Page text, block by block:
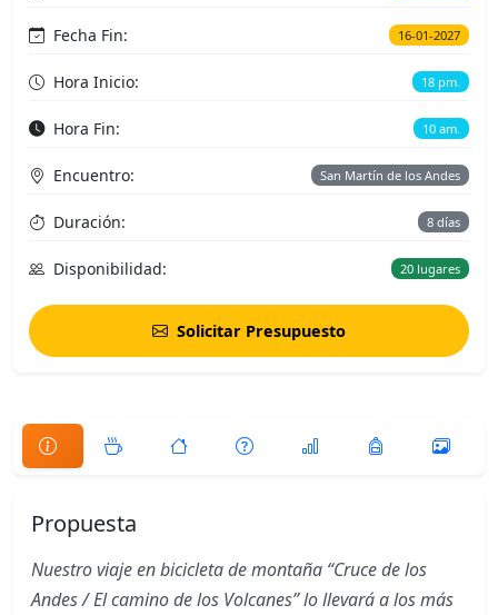
Fecha Fin: 16-01-2027
Hora Inicio: 18 pm.
Hora Fin: 10 am.
Encuentro: San Martín de los Andes
Duración: 8 días
Disponibilidad: 20 lugares
Solicitar Presupuesto
Propuesta
Nuestro viaje en bicicleta de montaña “Cruce de los
Andes / El camino de los Volcanes” lo llevará a los más